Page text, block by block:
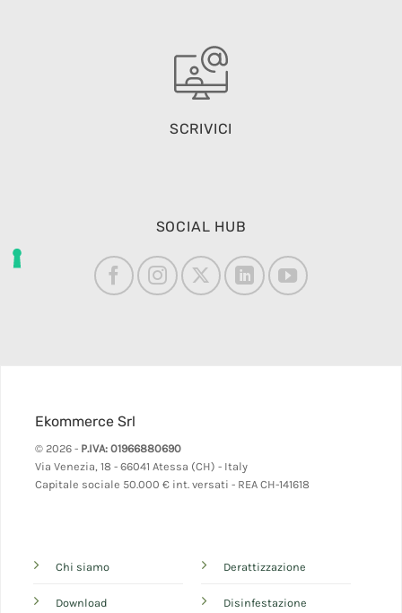
SCRIVICI
SOCIAL HUB
Ekommerce Srl
© 2026 - P.IVA: 01966880690
Via Venezia, 18 - 66041 Atessa (CH) - Italy
Capitale sociale 50.000 € int. versati - REA CH-141618
Chi siamo
Download
Derattizzazione
Disinfestazione